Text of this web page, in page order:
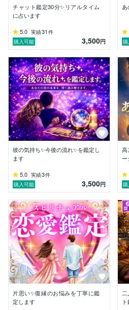
【私について】
た。その後も後遺症と向き合い
にならない現実を数多く経験し
だからこそ、苦しみや不安を抱
にしながら、「今できること」
一緒に見つける鑑定を心がけて
【鑑定スタイル】
会話の中で受け取る言葉のニュ
取りながら、霊感タロットを中
・現在の状況
・お相手のお気持ち
・今必要な行動アドバイス
【大切にしていること】
鑑定結果は誠実にお伝えします
たとえ望まない結果が出たとして
その流れを回避する方法や現状
心の整え方まで丁寧にお伝え致
「聞いて終わり」ではなく、
「前へ進むきっかけになる鑑定
チャット鑑定30分✨リアルタイム
に占います
5.0 実績31 件
購入可能
3,500円
あ
彼の気持ち✨今後の流れ✨を鑑定し
ます
5.0 実績3件
購入可能
3,500円
高
片思い✨復縁のお悩みを丁寧に鑑
定します